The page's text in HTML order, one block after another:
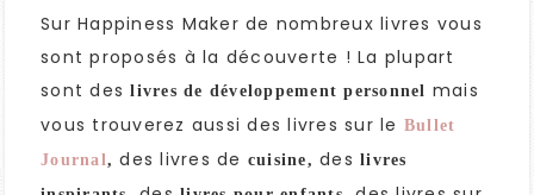
Sur Happiness Maker de nombreux livres vous
sont proposés à la découverte ! La plupart
sont deslivres de développement personnel mais
vous trouverez aussi des livres sur le Bullet
Journal,des livres de cuisine, des livres